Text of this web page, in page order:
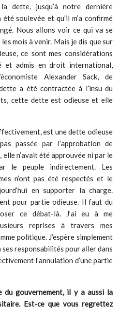
dette, jusqu’à notre dernière
soulevée et qu’il m’a confirmé
Nous allons voir ce qui va se
mois à venir. Mais je dis que sur
ce sont mes considérations
et admis en droit international,
Alexander Sack, de
a été contractée à l’insu du
cette dette est odieuse et elle
est une dette odieuse
passée par l’approbation de
elle n’avait été approuvée ni par le
le peuple indirectement. Les
n’ont pas été respectés et le
en supporter la charge.
pour partie odieuse. Il faut du
ce débat-là. J’ai eu à me
reprises à travers mes
politique. J’espère simplement
responsabilités pour aller dans
l’annulation d’une partie
gouvernement, il y a aussi la
Est-ce que vous regrettez